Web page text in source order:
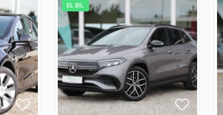
EL BIL